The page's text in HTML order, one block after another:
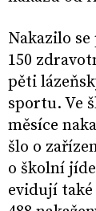
Nakazilo
150
pěti
sportu. Ve
měsíce
šlo o
o školní
evidují také